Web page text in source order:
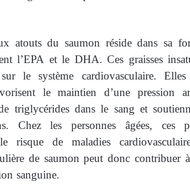
atouts du saumon réside dans sa
l’EPA et le DHA. Ces graisses
le système cardiovasculaire.
le maintien d’une pression
triglycérides dans le sang et
Chez les personnes âgées, ces
risque de maladies
de saumon peut donc
sanguine.